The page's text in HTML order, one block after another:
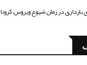
در زمان شیوع ویروس کرونا